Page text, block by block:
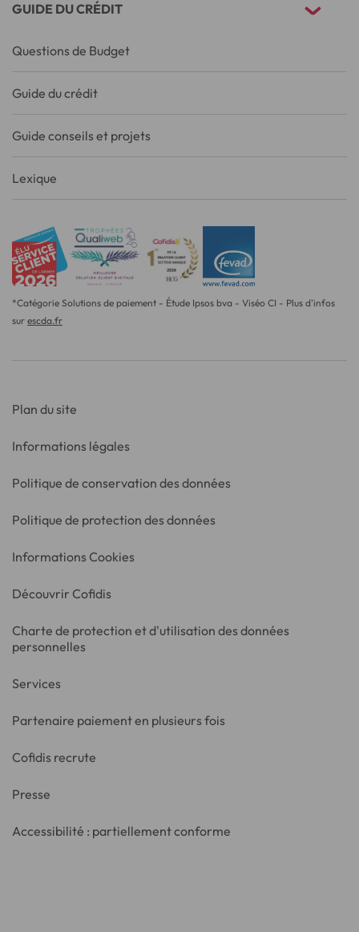
GUIDE DU CRÉDIT
Questions de Budget
Guide du crédit
Guide conseils et projets
Lexique
*Catégorie Solutions de paiement - Étude Ipsos bva - Viséo CI - Plus d'infos
sur escda.fr
Plan du site
Informations légales
Politique de conservation des données
Politique de protection des données
Informations Cookies
Découvrir Cofidis
Charte de protection et d'utilisation des données
personnelles
Services
Partenaire paiement en plusieurs fois
Cofidis recrute
Presse
Accessibilité : partiellement conforme